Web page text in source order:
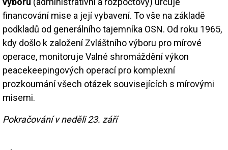
financování mise a její vybavení. To vše na základě
podkladů od generálního tajemníka OSN. Od roku 1965,
kdy došlo k založení Zvláštního výboru pro mírové
operace, monitoruje Valné shromáždění výkon
peacekeepingových operací pro komplexní
prozkoumání všech otázek souvisejících s mírovými
misemi.
Pokračování v neděli 23. září